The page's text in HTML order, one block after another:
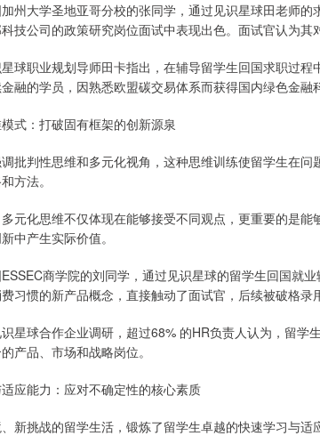
州大学圣地亚哥分校的张同学，通过见识星球田老师
技公司的政策研究岗位面试中表现出色。面试官认为其
球职业规划导师田卡指出，在辅导留学生回国求职过
融的学员，因熟悉欧盟碳交易体系而获得国内绿色金融
式：打破固有框架的创新源泉
批判性思维和多元化视角，这种思维训练使留学生在
方法。
元化思维不仅体现在能够接受不同观点，更重要的是
中产生实际价值。
商学院的刘同学，通过见识星球的留学生回国就
习惯的新产品概念，直接触动了面试官，后续被破格录
星球合作企业调研，超过68% 的HR负责人认为，留学
产品、市场和战略岗位。
应能力：应对不确定性的核心素质
新挑战的留学生活，锻炼了留学生卓越的快速学习与